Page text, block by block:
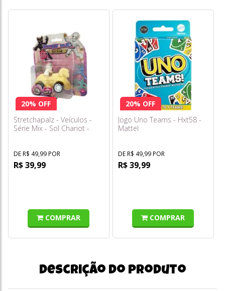
20% OFF
Stretchapalz - Veículos -
Série Mix - Sol Chariot -
DE R$ 49,99 POR
R$ 39,99
COMPRAR
20% OFF
Jogo Uno Teams - Hxt58 -
Mattel
DE R$ 49,99 POR
R$ 39,99
COMPRAR
Descrição do produto